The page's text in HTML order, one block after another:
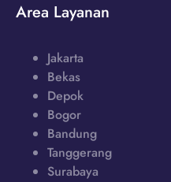
Area Layanan
Jakarta
Bekas
Depok
Bogor
Bandung
Tanggerang
Surabaya